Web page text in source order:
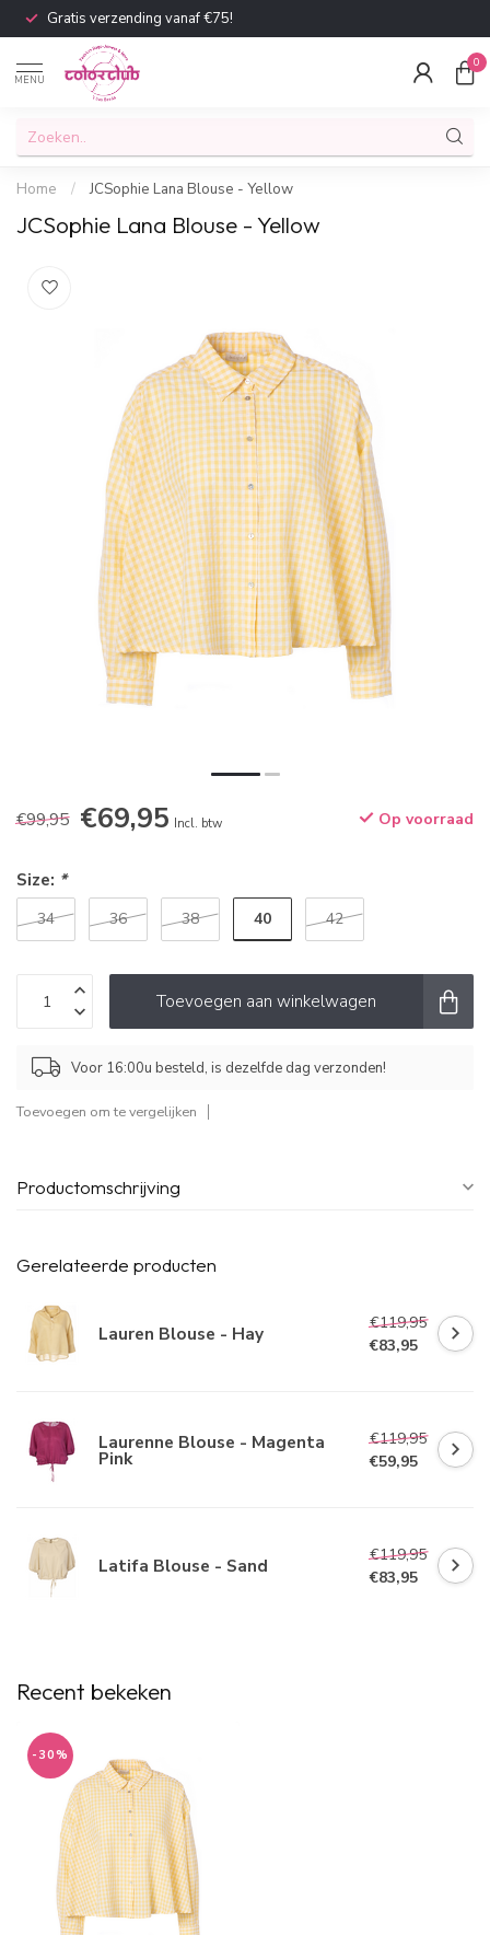
Gratis verzending vanaf €75!
MENU
0
Home / JCSophie Lana Blouse - Yellow
JCSophie Lana Blouse - Yellow
€99,95 €69,95 Incl. btw Op voorraad
Size: *
34 36 38 40 42
Toevoegen aan winkelwagen
Voor 16:00u besteld, is dezelfde dag verzonden!
Toevoegen om te vergelijken
Productomschrijving
Gerelateerde producten
Lauren Blouse - Hay
€119,95
€83,95
Laurenne Blouse - Magenta
Pink
€119,95
€59,95
Latifa Blouse - Sand
€119,95
€83,95
Recent bekeken
-30%